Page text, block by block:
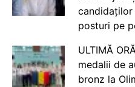
posturi pe
ULTIMĂ
medalii de
bronz la